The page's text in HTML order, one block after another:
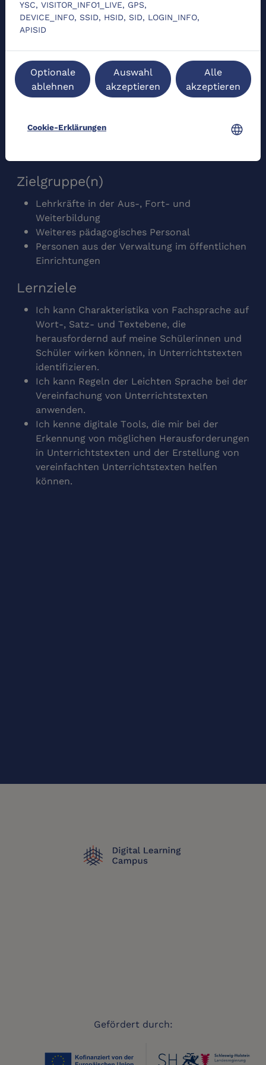
YSC, VISITOR_INFO1_LIVE, GPS,
DEVICE_INFO, SSID, HSID, SID, LOGIN_INFO,
APISID
Optionale
ablehnen
Auswahl
akzeptieren
Alle
akzeptieren
Cookie-Erklärungen language
Kursaufbau
Worum geht es?
Kurzinfos
Nutzen im (päd.) Alltag
Hintergrund und Begriffe
Auf einen Blick
Zielgruppe(n)
Lehrkräfte in der Aus-, Fort- und
Weiterbildung
Weiteres pädagogisches Personal
Personen aus der Verwaltung im öffentlichen
Einrichtungen
Lernziele
Ich kann Charakteristika von Fachsprache auf
Wort-, Satz- und Textebene, die
herausfordernd auf meine Schülerinnen und
Schüler wirken können, in Unterrichtstexten
identifizieren.
Ich kann Regeln der Leichten Sprache bei der
Vereinfachung von Unterrichtstexten
anwenden.
Ich kenne digitale Tools, die mir bei der
Erkennung von möglichen Herausforderungen
in Unterrichtstexten und der Erstellung von
vereinfachten Unterrichtstexten helfen
können.
Gefördert durch: